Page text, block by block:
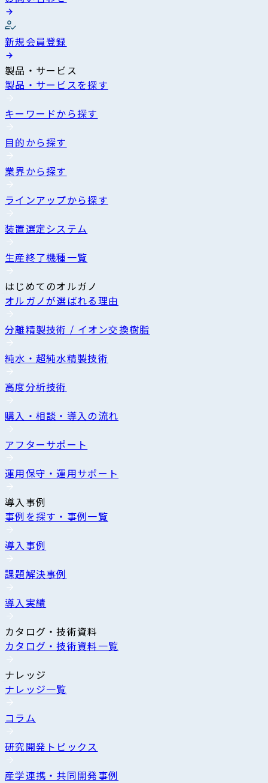
新規会員登録
製品・サービス
製品・サービスを探す
キーワードから探す
目的から探す
業界から探す
ラインアップから探す
装置選定システム
生産終了機種一覧
はじめてのオルガノ
オルガノが選ばれる理由
分離精製技術 / イオン交換樹脂
純水・超純水精製技術
高度分析技術
購入・相談・導入の流れ
アフターサポート
運用保守・運用サポート
導入事例
事例を探す・事例一覧
導入事例
課題解決事例
導入実績
カタログ・技術資料
カタログ・技術資料一覧
ナレッジ
ナレッジ一覧
コラム
研究開発トピックス
産学連携・共同開発事例